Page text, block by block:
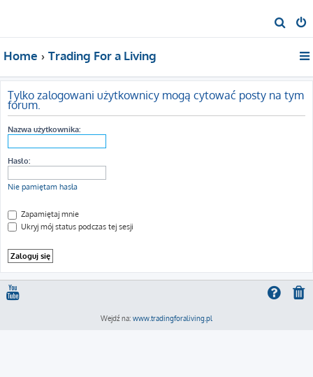
z
Home Trading For a Living
Tylko zalogowani użytkownicy mogą cytować posty na tym
forum.
Nazwa użytkownika:
Hasło:
Nie pamiętam hasła
Zapamiętaj mnie
Ukryj mój status podczas tej sesji
Wejdź na: www.tradingforaliving.pl